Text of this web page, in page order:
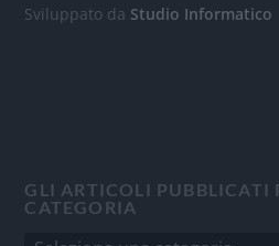
Sviluppato da Studio Informatico
GLI ARTICOLI PUBBLICATI
CATEGORIA